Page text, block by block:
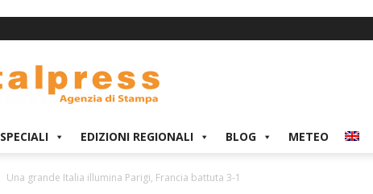
SPECIALI EDIZIONI REGIONALI BLOG METEO
Una grande Italia illumina Parigi, Francia battuta 3-1